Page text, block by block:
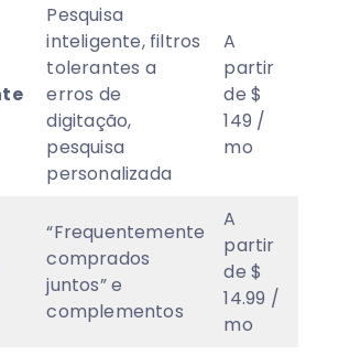
Pesquisa
inteligente, filtros
tolerantes a
erros de
digitação,
pesquisa
personalizada
A
partir
de $
149 /
mo
“Frequentemente
comprados
juntos” e
complementos
A
partir
de $
14.99 /
mo